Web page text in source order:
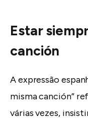
Estar
canción
A expressão
misma canción”
várias vezes,